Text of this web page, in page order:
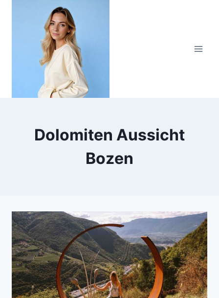
Dolomiten Aussicht
Bozen